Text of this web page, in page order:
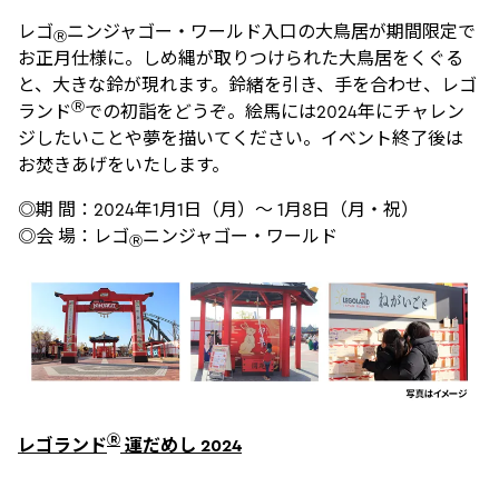
レゴⓇニンジャゴー・ワールド入口の大鳥居が期間限定で
お正月仕様に。しめ縄が取りつけられた大鳥居をくぐる
と、大きな鈴が現れます。鈴緒を引き、手を合わせ、レゴ
ランドⓇでの初詣をどうぞ。絵馬には2024年にチャレン
ジしたいことや夢を描いてください。イベント終了後は
お焚きあげをいたします。
◎期 間：2024年1月1日（月）～ 1月8日（月・祝）
◎会 場：レゴⓇニンジャゴー・ワールド
レゴランドⓇ 運だめし 2024